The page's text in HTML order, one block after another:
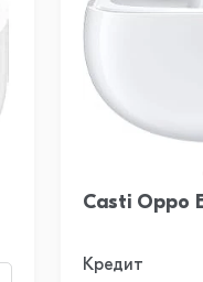
Casti Oppo
Кредит